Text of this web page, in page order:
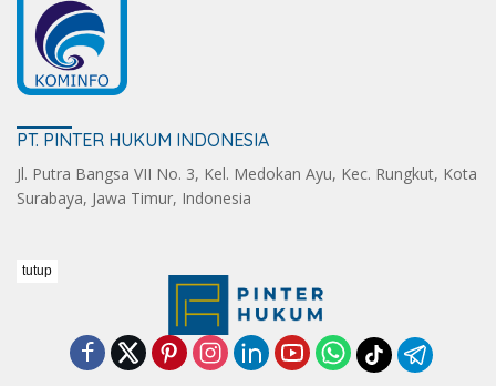
PT. PINTER HUKUM INDONESIA
Jl. Putra Bangsa VII No. 3, Kel. Medokan Ayu, Kec. Rungkut, Kota
Surabaya, Jawa Timur, Indonesia
tutup